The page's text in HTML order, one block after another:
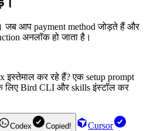
जब आप payment method जोड़ते हैं और
अनलॉक हो जाता है।
इस्तेमाल कर रहे हैं? एक setup prompt
Bird CLI और skills इंस्टॉल कर
Codex Copied!
Cursor